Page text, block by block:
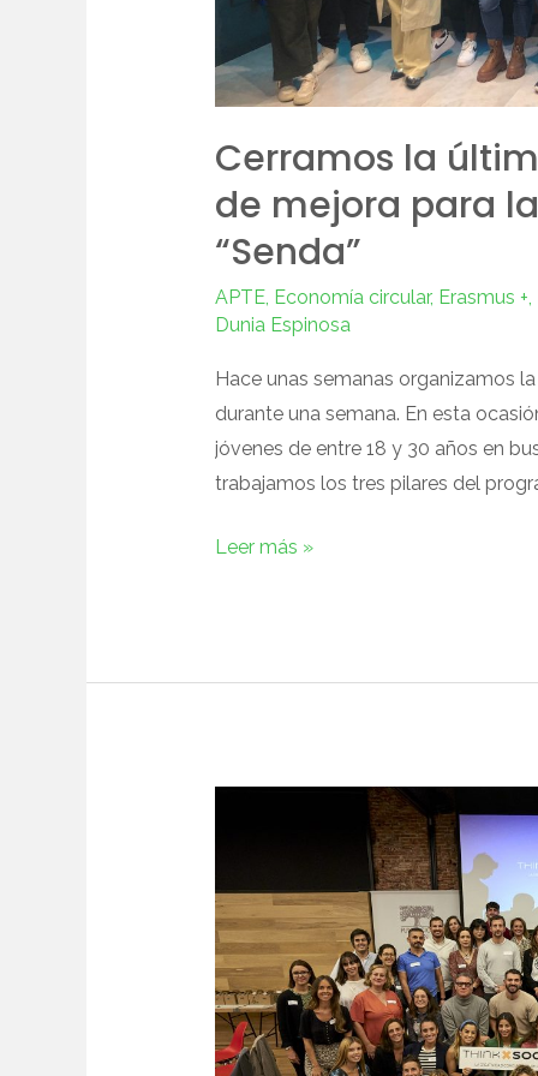
Cerramos la
de mejora para
“Senda”
APTE, Economía circular, Erasmus +,
Dunia Espinosa
Hace unas semanas organizamos
durante una semana. En esta
jóvenes de entre 18 y 30 años en
trabajamos los tres pilares del
Leer más »